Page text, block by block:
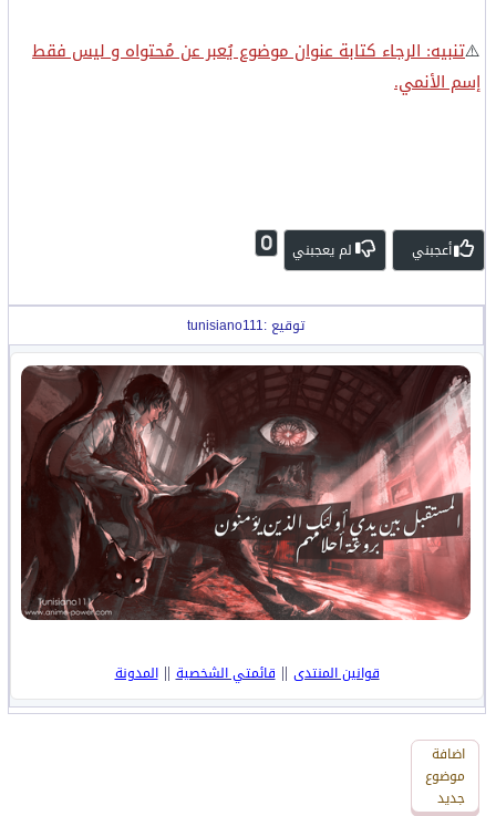
⚠️تنبيه: الرجاء كتابة عنوان موضوع يُعبر عن مُحتواه و ليس فقط
إسم الأنمي.
أعجبني لم يعجبني 0
توقيع :tunisiano111
قوانين المنتدى ||قائمتي الشخصية||المدونة
اضافة
رد
جديد
اضافة
موضوع
جديد